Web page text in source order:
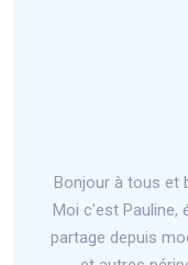
Bonjour à tous et
Moi c'est Pauline,
partage depuis